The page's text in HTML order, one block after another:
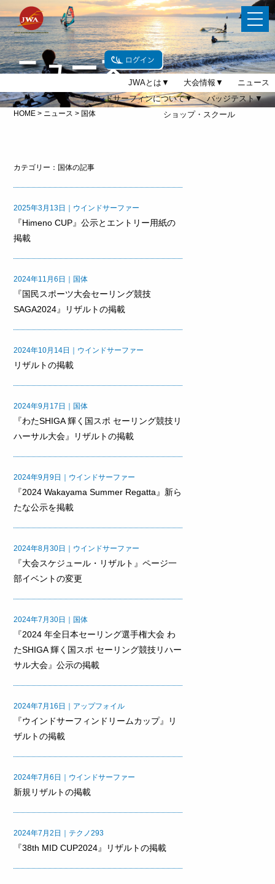
t
o
g
g
l
e
n
a
v
i
g
JWAとは▼ 大会情報▼
ニュース
ウインドサーフィンについて▼
バッジテスト▼
ショップ・スクール
ニュース
HOME > ニュース > 国体
カテゴリー：国体の記事
2025年3月13日｜ウインドサーファー
『Himeno CUP』公示とエントリー用紙の
掲載
2024年11月6日｜国体
『国民スポーツ大会セーリング競技
SAGA2024』リザルトの掲載
2024年10月14日｜ウインドサーファー
リザルトの掲載
2024年9月17日｜国体
『わたSHIGA 輝く国スポ セーリング競技リ
ハーサル大会』リザルトの掲載
2024年9月9日｜ウインドサーファー
『2024 Wakayama Summer Regatta』新ら
たな公示を掲載
2024年8月30日｜ウインドサーファー
『大会スケジュール・リザルト』ページ一
部イベントの変更
2024年7月30日｜国体
『2024 年全日本セーリング選手権大会 わ
たSHIGA 輝く国スポ セーリング競技リハー
サル大会』公示の掲載
2024年7月16日｜アップフォイル
『ウインドサーフィンドリームカップ』リ
ザルトの掲載
2024年7月6日｜ウインドサーファー
新規リザルトの掲載
2024年7月2日｜テクノ293
『38th MID CUP2024』リザルトの掲載